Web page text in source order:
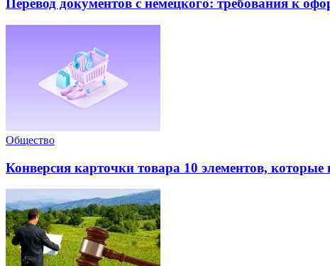
Перевод документов с немецкого: требования к
Общество
Конверсия карточки товара 10 элементов, которые